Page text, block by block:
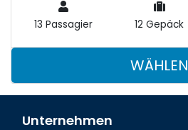
13 Passagier 12 Gepäck
WÄHLEN
Unternehmen